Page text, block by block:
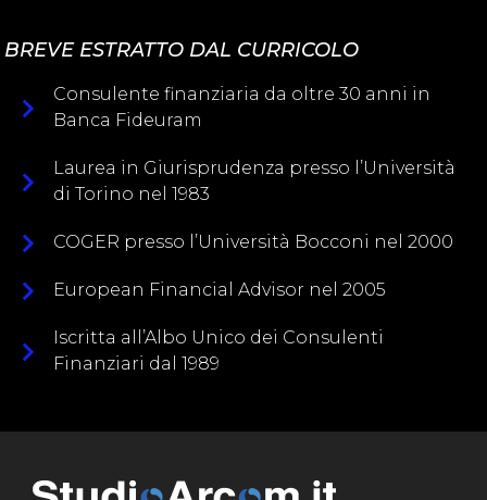
BREVE ESTRATTO DAL CURRICOLO
Consulente finanziaria da oltre 30 anni in
Banca Fideuram
Laurea in Giurisprudenza presso l’Università
di Torino nel 1983
COGER presso l’Università Bocconi nel 2000
European Financial Advisor nel 2005
Iscritta all’Albo Unico dei Consulenti
Finanziari dal 1989